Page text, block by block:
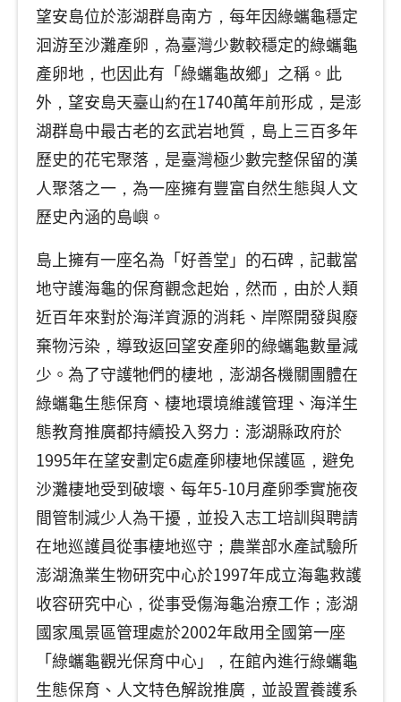
望安島位於澎湖群島南方，每年因綠蠵龜穩定
洄游至沙灘產卵，為臺灣少數較穩定的綠蠵龜
產卵地，也因此有「綠蠵龜故鄉」之稱。此
外，望安島天臺山約在1740萬年前形成，是澎
湖群島中最古老的玄武岩地質，島上三百多年
歷史的花宅聚落，是臺灣極少數完整保留的漢
人聚落之一，為一座擁有豐富自然生態與人文
歷史內涵的島嶼。
島上擁有一座名為「好善堂」的石碑，記載當
地守護海龜的保育觀念起始，然而，由於人類
近百年來對於海洋資源的消耗、岸際開發與廢
棄物污染，導致返回望安產卵的綠蠵龜數量減
少。為了守護牠們的棲地，澎湖各機關團體在
綠蠵龜生態保育、棲地環境維護管理、海洋生
態教育推廣都持續投入努力：澎湖縣政府於
1995年在望安劃定6處產卵棲地保護區，避免
沙灘棲地受到破壞、每年5-10月產卵季實施夜
間管制減少人為干擾，並投入志工培訓與聘請
在地巡護員從事棲地巡守；農業部水產試驗所
澎湖漁業生物研究中心於1997年成立海龜救護
收容研究中心，從事受傷海龜治療工作；澎湖
國家風景區管理處於2002年啟用全國第一座
「綠蠵龜觀光保育中心」，在館內進行綠蠵龜
生態保育、人文特色解說推廣，並設置養護系